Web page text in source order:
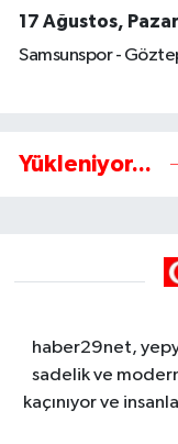
17 Ağustos,
Samsunspor -
Yükleniyor...
haber29net,
sadelik ve
kaçınıyor ve